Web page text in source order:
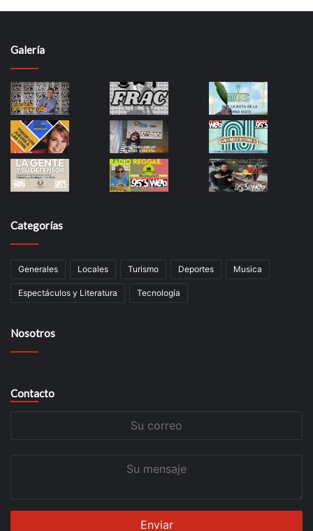
Galería
Categorías
Generales Locales Turismo Deportes Musica
Espectáculos y Literatura Tecnología
Nosotros
Contacto